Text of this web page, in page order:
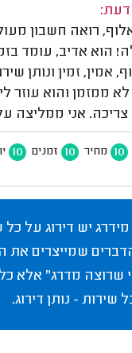
דעת:
רואה חשבון
הוא אדיב, עומד
אמין, זמין ונותן
ממזמן והוא עוזר
צריכה. אני ממליצה
10 מחיר 10 זמנים 10
יש דירוג על כל
שמייצרים את
שרוצה מדרג" אלא
שירות - נותן דירוג.